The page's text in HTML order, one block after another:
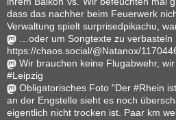
dass das nachher beim Feuerwerk
Verwaltung spielt surprisedpikachu,
…oder um Songtexte zu verbasteln
https://chaos.social/@Natanox/
Wir brauchen keine Flugabwehr,
#Leipzig
Obligatorisches Foto "Der #Rhein
an der Engstelle sieht es noch
eigentlich nicht trocken ist. Paar km